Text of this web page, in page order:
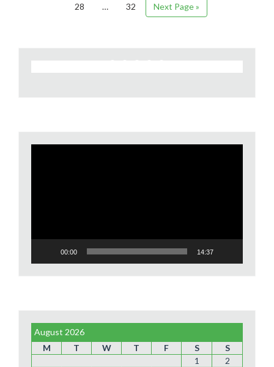
28
… 32 Next Page »
00:00 14:37
August 2026
M
T W T F S
S
1
2